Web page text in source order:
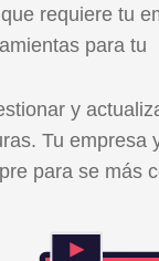
requiere tu
para tu
y
Tu
para se más